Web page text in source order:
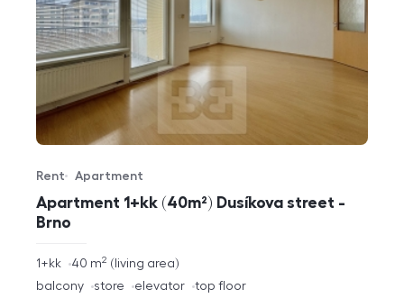
Apartment 1+kk (40m²) Dusíkova street -
Brno
Offer type
Rent
Property type
Apartment
rozměry
1+kk living area
40 m2
funkce
balcony store elevator top floor